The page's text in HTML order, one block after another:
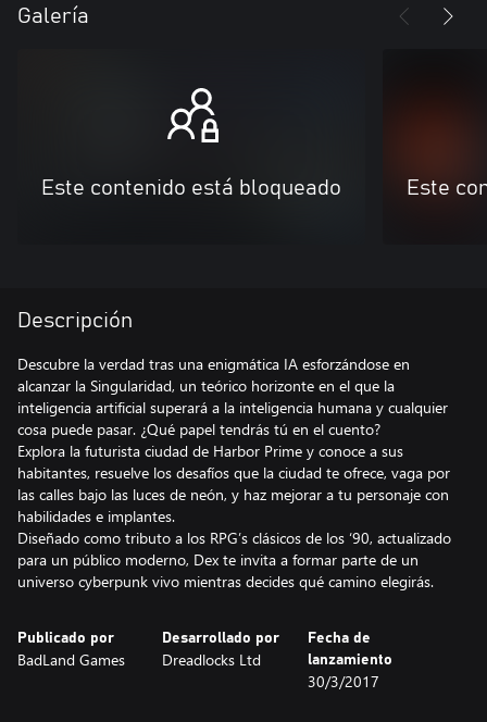
Galería
Este contenido está bloqueado Este
Descripción
Descubre la verdad tras una enigmática IA esforzándose en
alcanzar la Singularidad, un teórico horizonte en el que la
inteligencia artificial superará a la inteligencia humana y cualquier
cosa puede pasar. ¿Qué papel tendrás tú en el cuento?
Explora la futurista ciudad de Harbor Prime y conoce a sus
habitantes, resuelve los desafíos que la ciudad te ofrece, vaga por
las calles bajo las luces de neón, y haz mejorar a tu personaje con
habilidades e implantes.
Diseñado como tributo a los RPG’s clásicos de los ‘90, actualizado
para un público moderno, Dex te invita a formar parte de un
universo cyberpunk vivo mientras decides qué camino elegirás.
Publicado por
BadLand Games
Desarrollado por
Dreadlocks Ltd
Fecha de
lanzamiento
30/3/2017